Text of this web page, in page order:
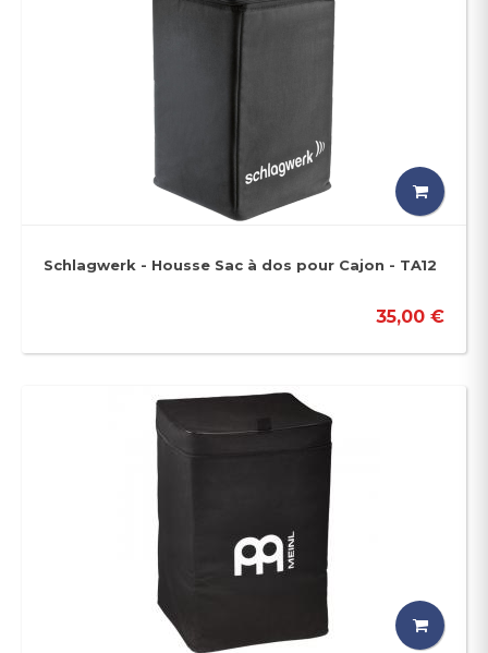
Schlagwerk - Housse Sac à dos pour Cajon - TA12
35,00 €